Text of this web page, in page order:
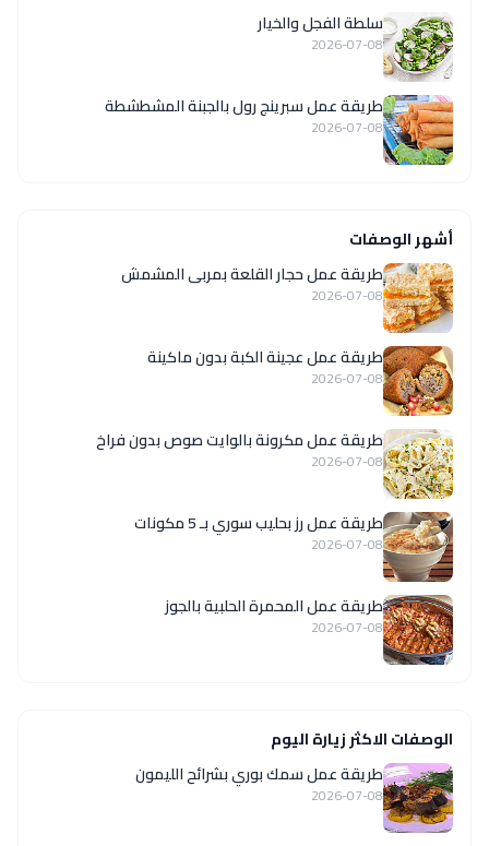
سلطة الفجل والخيار
2026-07-08
طريقة عمل سبرينج رول بالجبنة المشطشطة
2026-07-08
أشهر الوصفات
طريقة عمل حجار القلعة بمربى المشمش
2026-07-08
طريقة عمل عجينة الكبة بدون ماكينة
2026-07-08
طريقة عمل مكرونة بالوايت صوص بدون فراخ
2026-07-08
طريقة عمل رز بحليب سوري بـ 5 مكونات
2026-07-08
طريقة عمل المحمرة الحلبية بالجوز
2026-07-08
الوصفات الاكثر زيارة اليوم
طريقة عمل سمك بوري بشرائح الليمون
2026-07-08